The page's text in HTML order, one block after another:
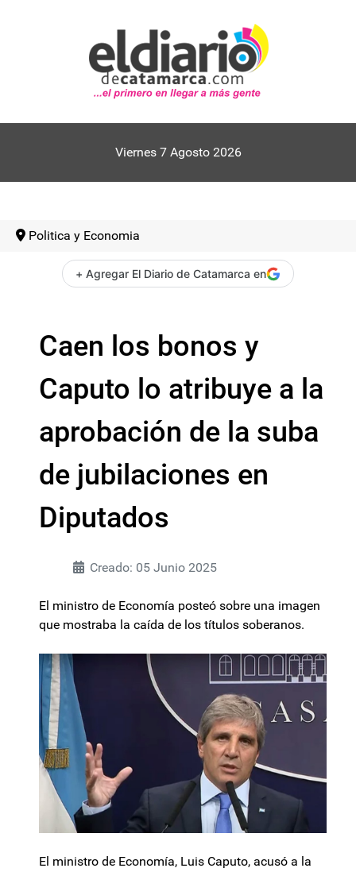
Viernes 7 Agosto 2026
Politica y Economia
+ Agregar El Diario de Catamarca en
Caen los bonos y
Caputo lo atribuye a la
aprobación de la suba
de jubilaciones en
Diputados
Creado: 05 Junio 2025
El ministro de Economía posteó sobre una imagen
que mostraba la caída de los títulos soberanos.
El ministro de Economía, Luis Caputo, acusó a la